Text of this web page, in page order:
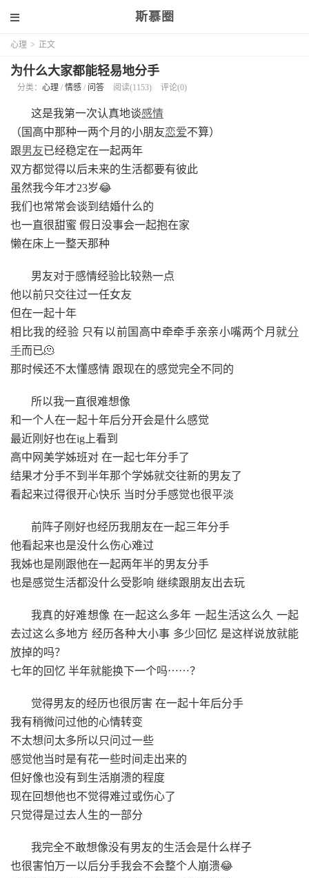
斯慕圈
心理 > 正文
为什么大家都能轻易地分手
分类： 心理 / 情感 / 问答 阅读(1153) 评论(0)
这是我第一次认真地谈感情
（国高中那种一两个月的小朋友恋爱不算）
跟男友已经稳定在一起两年
双方都觉得以后未来的生活都要有彼此
虽然我今年才23岁😂
我们也常常会谈到结婚什么的
也一直很甜蜜 假日没事会一起抱在家
懒在床上一整天那种
男友对于感情经验比较熟一点
他以前只交往过一任女友
但在一起十年
相比我的经验 只有以前国高中牵牵手亲亲小嘴两个月就分
手而已🫠
那时候还不太懂感情 跟现在的感觉完全不同的
所以我一直很难想像
和一个人在一起十年后分开会是什么感觉
最近刚好也在ig上看到
高中网美学姊班对 在一起七年分手了
结果才分手不到半年那个学姊就交往新的男友了
看起来过得很开心快乐 当时分手感觉也很平淡
前阵子刚好也经历我朋友在一起三年分手
他看起来也是没什么伤心难过
我姊也是刚跟他在一起两年半的男友分手
也是感觉生活都没什么受影响 继续跟朋友出去玩
我真的好难想像 在一起这么多年 一起生活这么久 一起
去过这么多地方 经历各种大小事 多少回忆 是这样说放就能
放掉的吗？
七年的回忆 半年就能换下一个吗⋯⋯？
觉得男友的经历也很厉害 在一起十年后分手
我有稍微问过他的心情转变
不太想问太多所以只问过一些
感觉他当时是有花一些时间走出来的
但好像也没有到生活崩溃的程度
现在回想他也不觉得难过或伤心了
只觉得是过去人生的一部分
我完全不敢想像没有男友的生活会是什么样子
也很害怕万一以后分手我会不会整个人崩溃😂